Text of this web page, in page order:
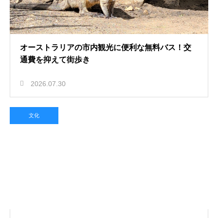
オーストラリアの市内観光に便利な無料バス！交
通費を抑えて街歩き
2026.07.30
文化